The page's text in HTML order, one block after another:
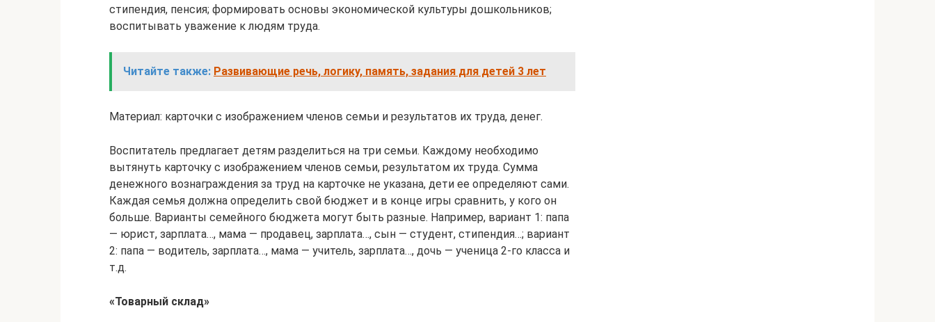
стипендия, пенсия; формировать основы экономической культуры дошкольников;
воспитывать уважение к людям труда.
Читайте также: Развивающие речь, логику, память, задания для детей 3 лет
Материал: карточки с изображением членов семьи и результатов их труда, денег.
Воспитатель предлагает детям разделиться на три семьи. Каждому необходимо
вытянуть карточку с изображением членов семьи, результатом их труда. Сумма
денежного вознаграждения за труд на карточке не указана, дети ее определяют сами.
Каждая семья должна определить свой бюджет и в конце игры сравнить, у кого он
больше. Варианты семейного бюджета могут быть разные. Например, вариант 1: папа
— юрист, зарплата…, мама — продавец, зарплата…, сын — студент, стипендия…; вариант
2: папа — водитель, зарплата…, мама — учитель, зарплата…, дочь — ученица 2-го класса и
т.д.
«Товарный склад»